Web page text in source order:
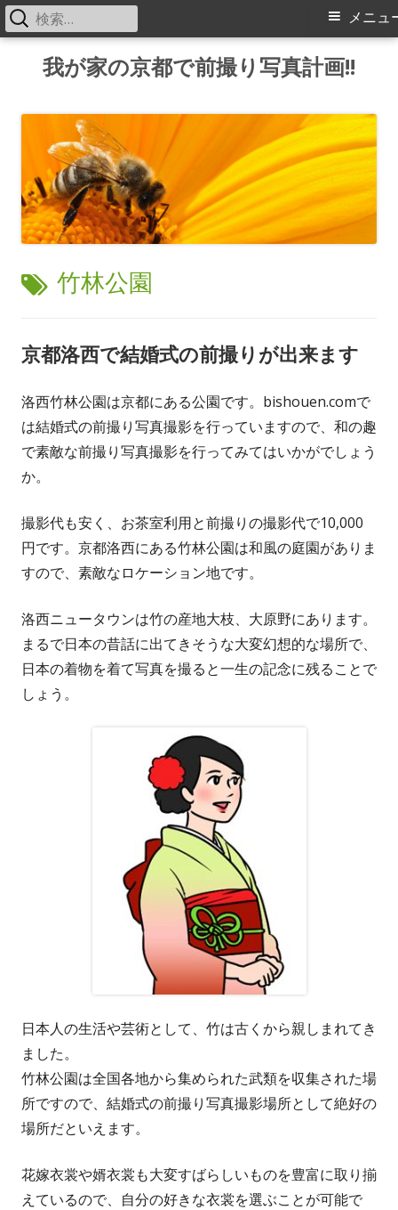
我が家の京都で前撮り写真計画!!
メ
メニュ
検
索:
タ
竹林公園
京都洛西で結婚式の前撮りが出来ます
洛西竹林公園は京都にある公園です。bishouen.comで
は結婚式の前撮り写真撮影を行っていますので、和の趣
で素敵な前撮り写真撮影を行ってみてはいかがでしょう
か。
撮影代も安く、お茶室利用と前撮りの撮影代で10,000
円です。京都洛西にある竹林公園は和風の庭園がありま
すので、素敵なロケーション地です。
洛西ニュータウンは竹の産地大枝、大原野にあります。
まるで日本の昔話に出てきそうな大変幻想的な場所で、
日本の着物を着て写真を撮ると一生の記念に残ることで
しょう。
日本人の生活や芸術として、竹は古くから親しまれてき
ました。
竹林公園は全国各地から集められた武類を収集された場
所ですので、結婚式の前撮り写真撮影場所として絶好の
場所だといえます。
花嫁衣裳や婿衣裳も大変すばらしいものを豊富に取り揃
えているので、自分の好きな衣裳を選ぶことが可能で